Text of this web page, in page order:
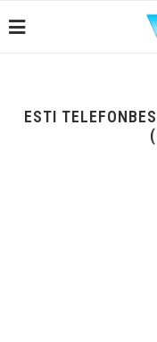
ESTI